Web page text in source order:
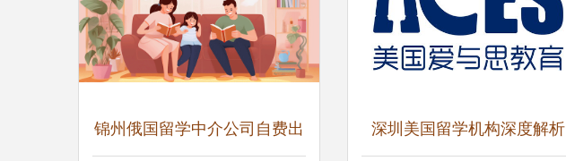
锦州俄国留学中介公司自费出 深圳美国留学机构深度解析